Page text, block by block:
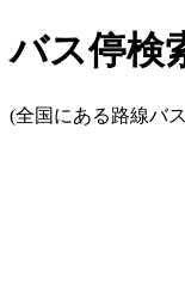
バス停検
(全国にある路線バ